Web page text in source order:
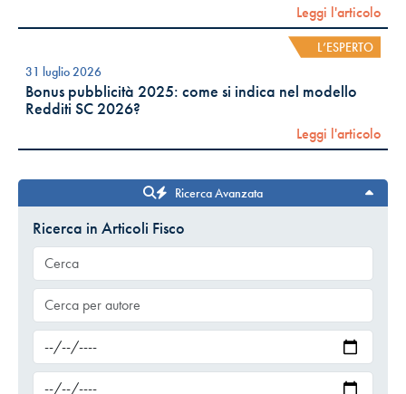
Leggi l'articolo
L’ESPERTO
31 luglio 2026
Bonus pubblicità 2025: come si indica nel modello
Redditi SC 2026?
Leggi l'articolo
Ricerca Avanzata
Ricerca in Articoli Fisco